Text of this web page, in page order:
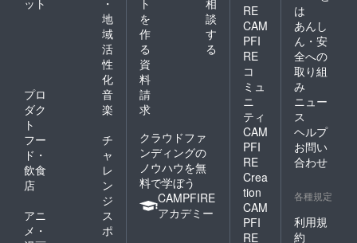
続きをいた
します。
●ご連絡や対
応に関して
弊社では、
CAMPFIRE
が定める
「カスタ
マーハラス
メントに関
する方針
https://camp-
ット
・
地
域
活
性
化
プロ
ダク
ト
音
楽
フー
ド・
飲食
店
チ
ャ
レ
ン
ジ
アニ
メ・
ス
ポ
ト
を
作
る
相
談
す
る
資
料
請
求
クラウドファ
ンディングの
ノウハウを無
料で学ぼう
CAMPFIRE
アカデミー
RE
CAM
PFI
RE
コ
ミュ
ニ
ティ
CAM
PFI
RE
Crea
tion
CAM
PFI
RE
は
あんし
ん・安
全への
取り組
み
ニュー
ス
ヘルプ
お問い
合わせ
各種規定
利用規
約